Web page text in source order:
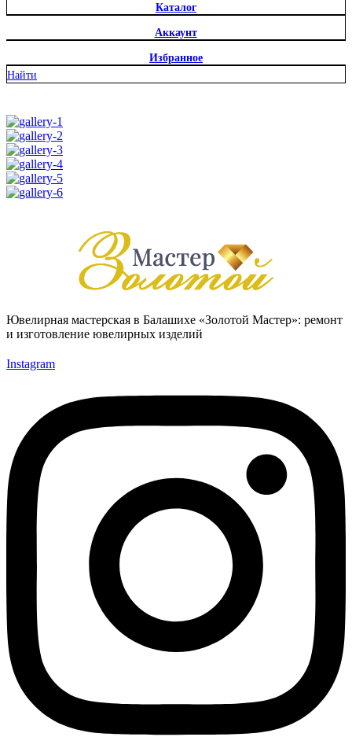
Каталог
Аккаунт
Избранное
Найти
Ювелирная мастерская в Балашихе «Золотой Мастер»: ремонт
и изготовление ювелирных изделий
Instagram